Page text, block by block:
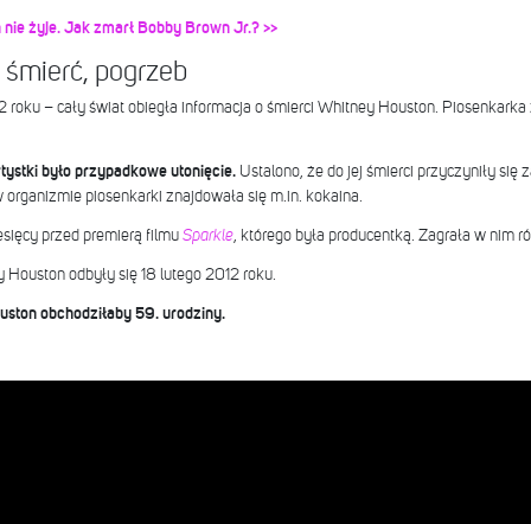
żyje. Jak zmarł Bobby Brown Jr.? >>
pogrzeb
roku – cały świat obiegła informacja o śmierci Whitney Houston.
było przypadkowe utonięcie.Ustalono, że do jej śmierci przyczyniły się
piosenkarki znajdowała się m.in. kokaina.
przed premierą filmu Sparkle, którego była producentką. Zagrała w nim
odbyły się 18 lutego 2012 roku.
obchodziłaby 59. urodziny.